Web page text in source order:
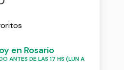
en Rosario
ANTES DE LAS 17 HS (LUN A